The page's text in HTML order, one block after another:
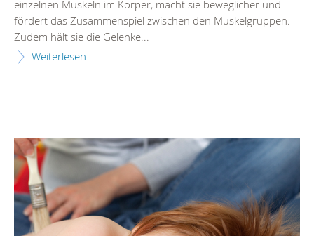
einzelnen Muskeln im Körper, macht sie beweglicher und
fördert das Zusammenspiel zwischen den Muskelgruppen.
Zudem hält sie die Gelenke...
Weiterlesen